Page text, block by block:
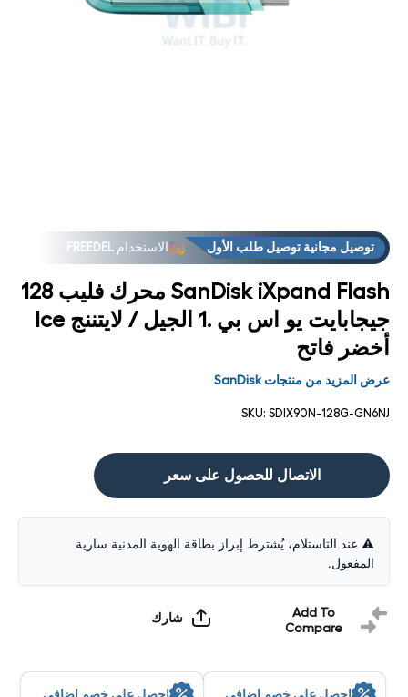
توصيل مجانية توصيل طلب الأول الاستخدام FREEDEL
SanDisk iXpand Flash محرك فليب 128
جيجابايت يو اس بي .1 الجيل / لايتننج Ice
أخضر فاتح
عرض المزيد من منتجات SanDisk
SKU: SDIX90N-128G-GN6NJ
الاتصال للحصول على سعر
⚠️ عند التاستلام، يُشترط إبراز بطاقة الهوية المدنية سارية
المفعول.
Add To
Compare
شارك
احصل على خصم إضافي احصل على خصم إضافي